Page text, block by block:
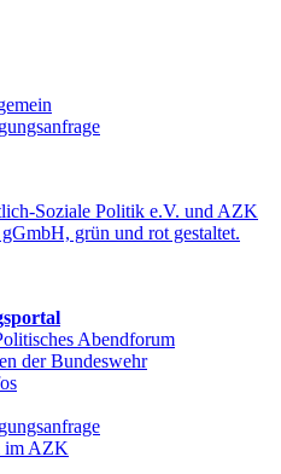
Abendforum
der Bundeswehr
im AZK